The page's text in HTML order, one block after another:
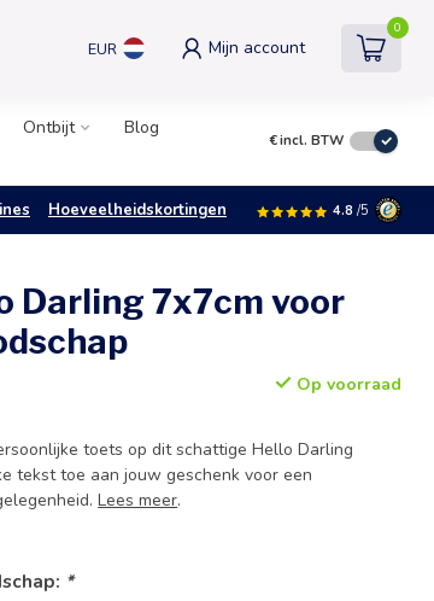
EUR Mijn account
0
Ontbijt
Blog
€incl. BTW
Hoeveelheidskortingen 4.8 /5
Darling 7x7cm voor
Op voorraad
toets op dit schattige Hello Darling
tekst toe aan jouw geschenk voor een
Lees meer.
*